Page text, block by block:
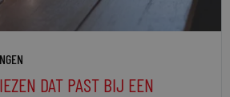
DAT PAST BIJ EEN